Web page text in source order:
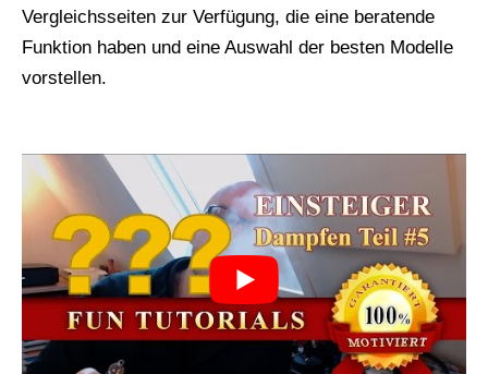
Vergleichsseiten zur Verfügung, die eine beratende
Funktion haben und eine Auswahl der besten Modelle
vorstellen.